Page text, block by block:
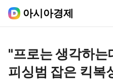
아시아경제
"프로는 생각하
피싱범 잡은 킥